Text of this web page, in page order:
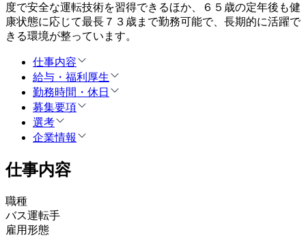
度で安全な運転技術を習得できるほか、６５歳の定年後も健
康状態に応じて最長７３歳まで勤務可能で、長期的に活躍で
きる環境が整っています。
仕事内容
給与・福利厚生
勤務時間・休日
募集要項
選考
企業情報
仕事内容
職種
バス運転手
雇用形態